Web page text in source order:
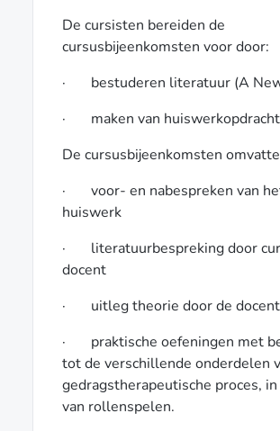
De cursisten bereiden de
cursusbijeenkomsten voor door:
· bestuderen literatuur (A
· maken van
De cursusbijeenkomsten
· voor- en nabespreken van
huiswerk
· literatuurbespreking door
docent
· uitleg theorie door de docent
· praktische oefeningen met
tot de verschillende onderdelen
gedragstherapeutische proces,
van rollenspelen.